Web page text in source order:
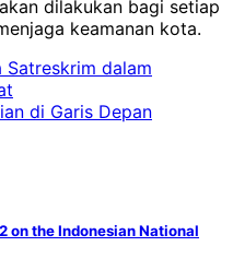
dilakukan bagi setiap
keamanan kota.
Satreskrim dalam
di Garis Depan
on the Indonesian National